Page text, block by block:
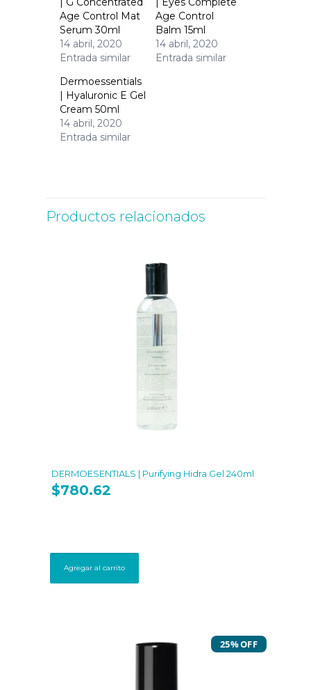
Age Control Mat
Serum 30ml
14 abril, 2020
Entrada similar
Age Control
Balm 15ml
14 abril, 2020
Entrada similar
Dermoessentials
| Hyaluronic E Gel
Cream 50ml
14 abril, 2020
Entrada similar
Productos relacionados
DERMOESENTIALS | Purifying Hidra Gel 240ml
$780.62
Agregar al carrito
25% OFF